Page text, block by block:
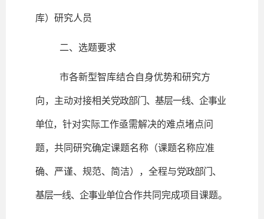
库）研究人员
二、选题要求
市各新型智库结合自身优势和研究方
向，主动对接相关党政部门、基层一线、企事业
单位，针对实际工作亟需解决的难点堵点问
题，共同研究确定课题名称（课题名称应准
确、严谨、规范、简洁），全程与党政部门、
基层一线、企事业单位合作共同完成项目课题。